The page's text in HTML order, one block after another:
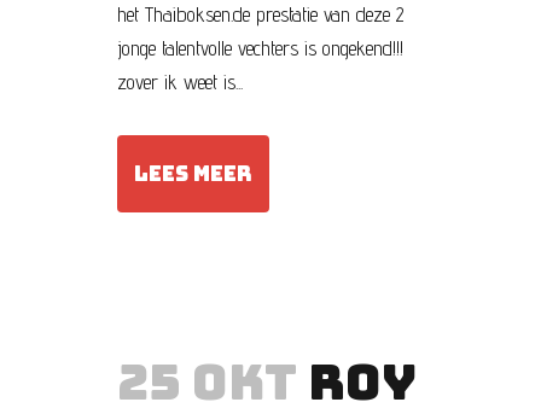
het Thaiboksen.de prestatie van deze 2
jonge talentvolle vechters is ongekend!!!
zover ik weet is...
LEES MEER
25 OKT ROY